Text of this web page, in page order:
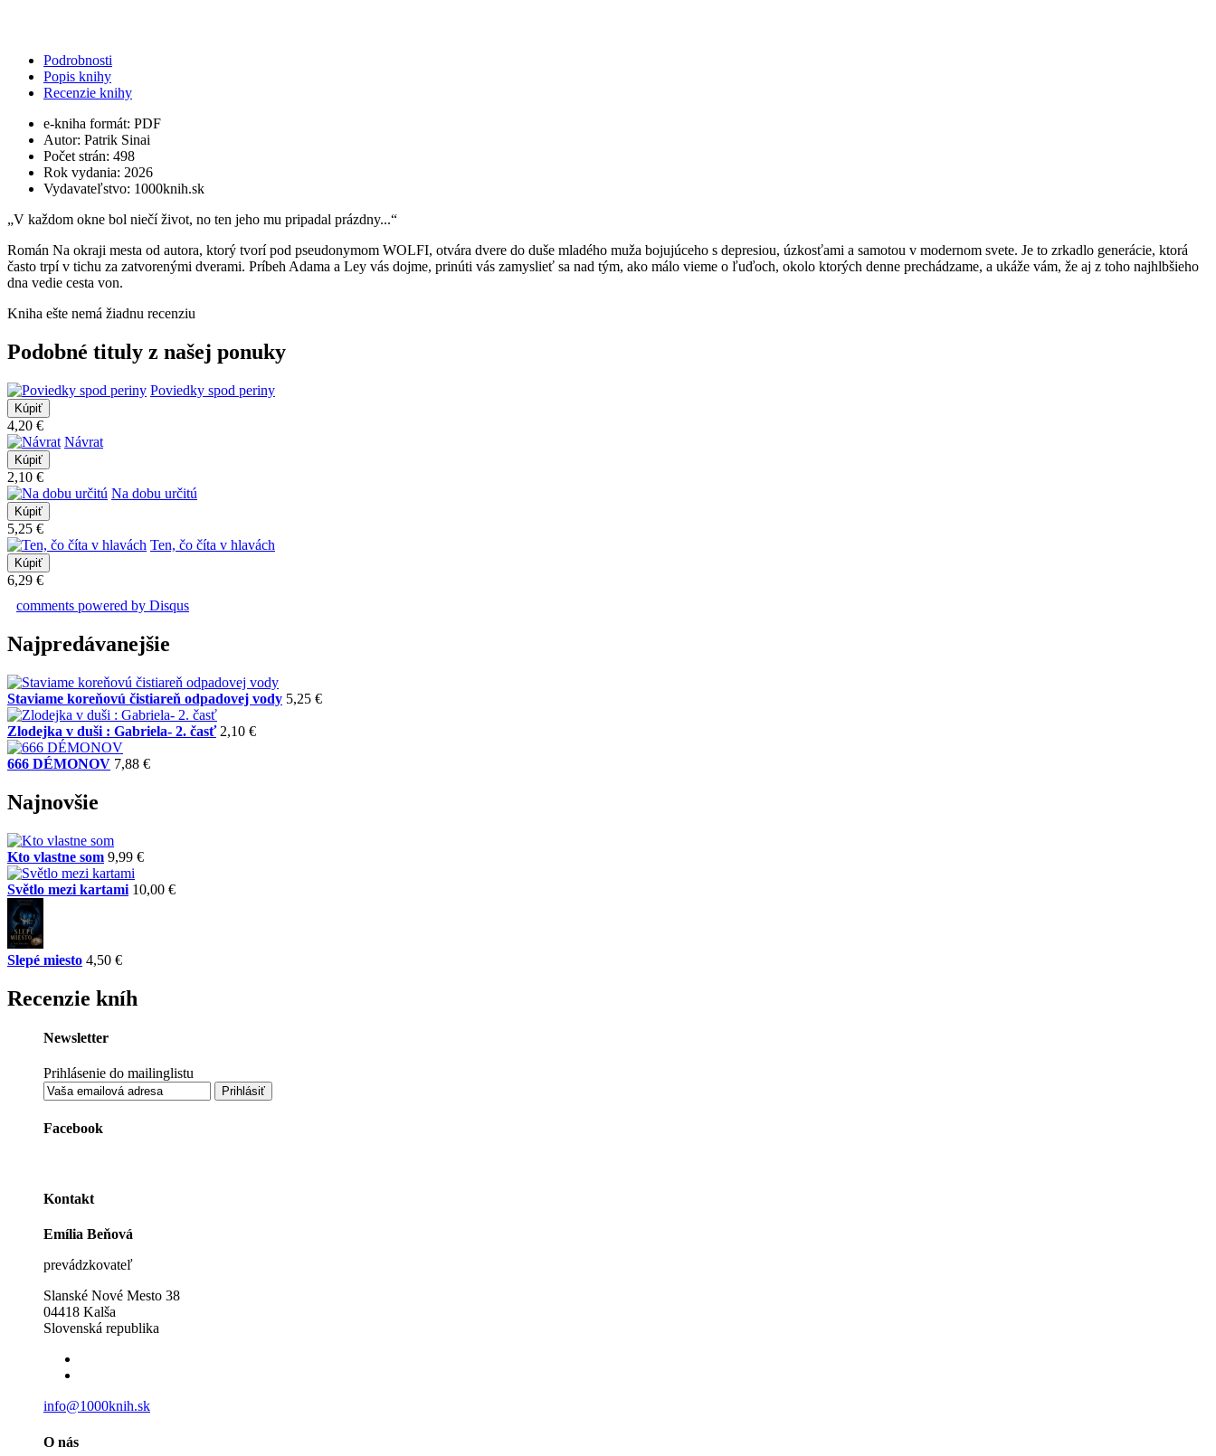
Podrobnosti
Popis knihy
Recenzie knihy
e-kniha formát: PDF
Autor: Patrik Sinai
Počet strán: 498
Rok vydania: 2026
Vydavateľstvo: 1000knih.sk
​„V každom okne bol niečí život, no ten jeho mu pripadal prázdny...“
​Román Na okraji mesta od autora, ktorý tvorí pod pseudonymom WOLFI, otvára dvere do duše mladého muža bojujúceho s depresiou, úzkosťami a samotou v modernom svete. Je to zrkadlo generácie, ktorá
často trpí v tichu za zatvorenými dverami. Príbeh Adama a Ley vás dojme, prinúti vás zamyslieť sa nad tým, ako málo vieme o ľuďoch, okolo ktorých denne prechádzame, a ukáže vám, že aj z toho najhlbšieho
dna vedie cesta von.
Kniha ešte nemá žiadnu recenziu
Podobné tituly z našej ponuky
Poviedky spod periny
4,20 €
Návrat
2,10 €
Na dobu určitú
5,25 €
Ten, čo číta v hlavách
6,29 €
comments powered by Disqus
Najpredávanejšie
Staviame koreňovú čistiareň odpadovej vody 5,25 €
Zlodejka v duši : Gabriela- 2. časť 2,10 €
666 DÉMONOV 7,88 €
Najnovšie
Kto vlastne som 9,99 €
Světlo mezi kartami 10,00 €
Slepé miesto 4,50 €
Recenzie kníh
Newsletter
Prihlásenie do mailinglistu
Facebook
Kontakt
Emília Beňová
prevádzkovateľ
Slanské Nové Mesto 38
04418 Kalša
Slovenská republika
info@1000knih.sk
O nás